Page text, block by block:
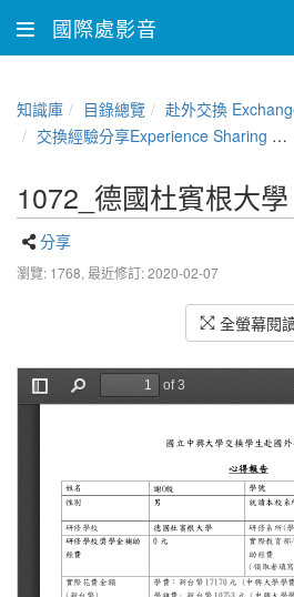
國際處影音
知識庫 目錄總覽
赴外交換
交換經驗分享Experience Sharing of NCHU Exchange Program
1072_德國杜賓根大學
分享
瀏覽: 1768, 最近修訂: 2020-02-07
全螢幕閱